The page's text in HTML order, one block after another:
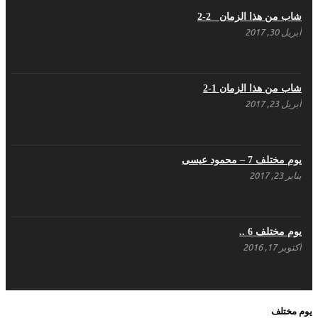
شاب من هذا الزمان 2-2
أبريل 30, 2017
شاب من هذا الزمان 1-2
أبريل 23, 2017
يوم مختلف 7 – محمود عيسى
يناير 23, 2017
يوم مختلف 6 ..
أكتوبر 17, 2016
يوم مختلف